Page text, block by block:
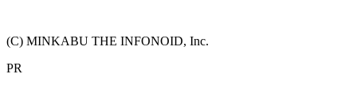
(C) MINKABU THE INFONOID, Inc.
PR